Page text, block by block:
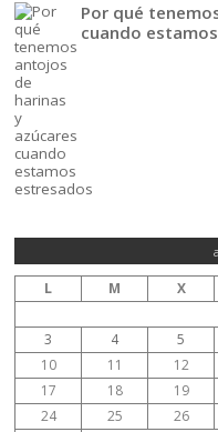
Por qué
cuando
L M X
3
4 5
10
11 12
17
18 19
24
25 26